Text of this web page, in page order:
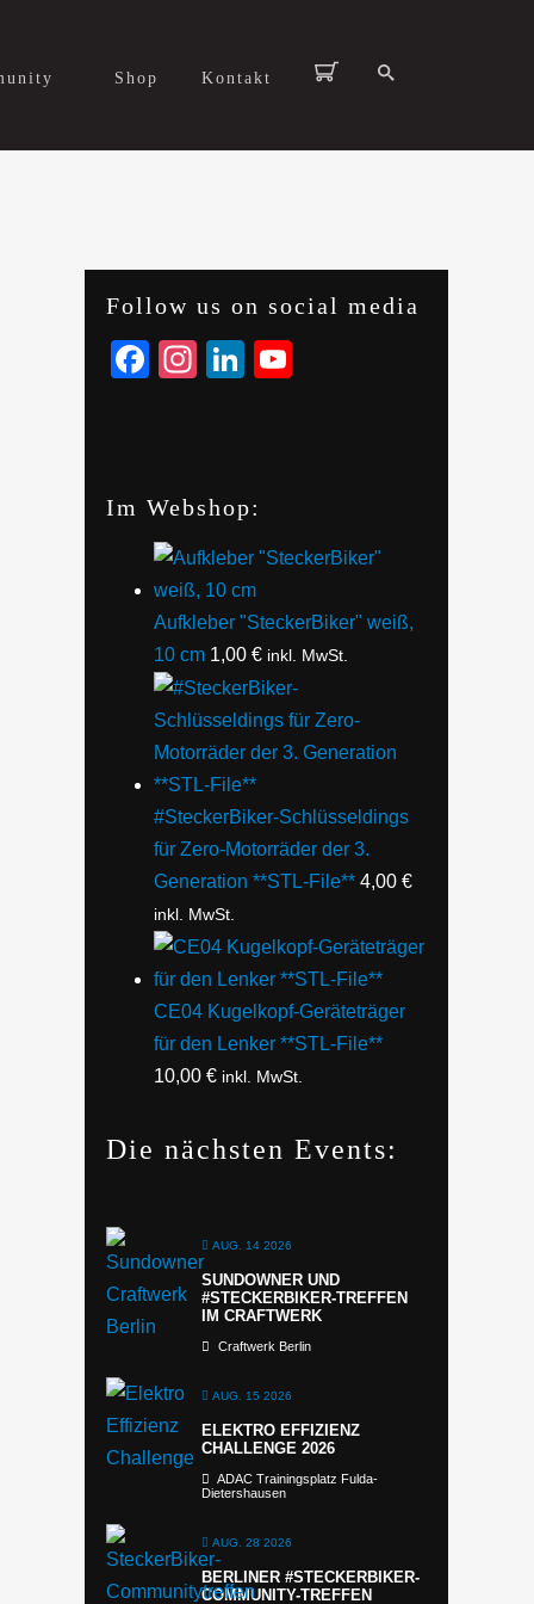
Shop Kontakt
Follow us on social media
Facebook
Instagram
LinkedIn
Im Webshop:
Aufkleber "SteckerBiker" weiß,
10 cm 1,00€ inkl. MwSt.
#SteckerBiker-Schlüsseldings
für Zero-Motorräder der 3.
Generation **STL-File** 4,00€
inkl. MwSt.
CE04 Kugelkopf-Geräteträger
für den Lenker **STL-File**
10,00€ inkl. MwSt.
Die nächsten Events:
AUG. 14 2026
SUNDOWNER UND
#STECKERBIKER-TREFFEN
IM CRAFTWERK
Craftwerk Berlin
AUG. 15 2026
ELEKTRO EFFIZIENZ
CHALLENGE 2026
ADAC Trainingsplatz Fulda-
Dietershausen
AUG. 28 2026
BERLINER #STECKERBIKER-
COMMUNITY-TREFFEN